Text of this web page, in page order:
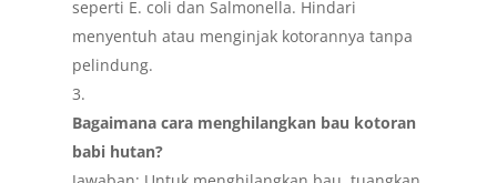
seperti E. coli dan Salmonella. Hindari
menyentuh atau menginjak kotorannya tanpa
pelindung.
Bagaimana cara menghilangkan bau kotoran
babi hutan?